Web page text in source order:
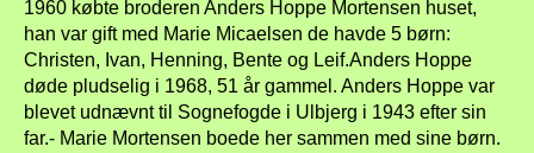
1960 købte broderen Anders Hoppe Mortensen huset,
han var gift med Marie Micaelsen de havde 5 børn:
Christen, Ivan, Henning, Bente og Leif.Anders Hoppe
døde pludselig i 1968, 51 år gammel. Anders Hoppe var
blevet udnævnt til Sognefogde i Ulbjerg i 1943 efter sin
far.- Marie Mortensen boede her sammen med sine børn.